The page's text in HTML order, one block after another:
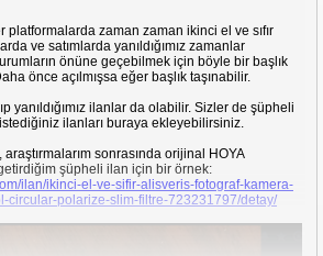
platformalarda zaman zaman ikinci el ve sıfır
ve satımlarda yanıldığımız zamanlar
önüne geçebilmek için böyle bir başlık
önce açılmışsa eğer başlık taşınabilir.
yanıldığımız ilanlar da olabilir. Sizler de şüpheli
ilanları buraya ekleyebilirsiniz.
araştırmalarım sonrasında orijinal HOYA
şüpheli ilan için bir örnek:
ilan/ikinci-el-ve-sifir-alisveris-fotograf-kamera-
circular-polarize-slim-filtre-723231797/detay/